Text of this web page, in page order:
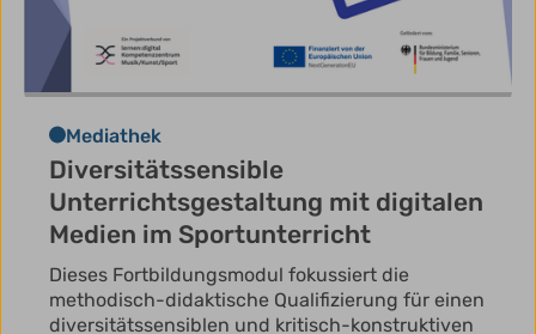
Mediathek
Diversitätssensible
Unterrichtsgestaltung mit digitalen
Medien im Sportunterricht
Dieses Fortbildungsmodul fokussiert die
methodisch-didaktische Qualifizierung für einen
diversitätssensiblen und kritisch-konstruktiven